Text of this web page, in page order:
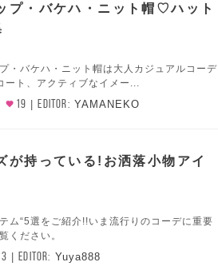
プ・バケハ・ニット帽♡ハット
・バケハ・ニット帽は大人カジュアルコーデ
ート、アクティブなイメー...
19 EDITOR: YAMANEKO
が持っている!お洒落小物アイ
ム“5選をご紹介!!いま流行りのコーデに重要
ください。
EDITOR: Yuya888